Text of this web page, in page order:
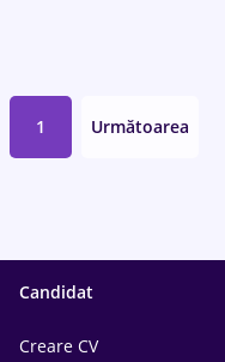
1 Următoarea
Candidat
Creare CV